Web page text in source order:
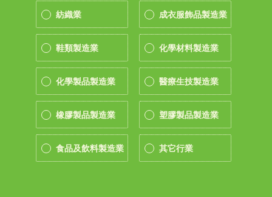
紡織業 成衣服飾品製造業
鞋類製造業 化學材料製造業
化學製品製造業 醫療生技製造業
橡膠製品製造業 塑膠製品製造業
食品及飲料製造業 其它行業